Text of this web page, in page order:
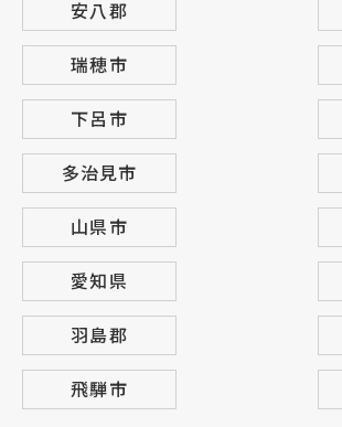
安八郡
瑞穂市
下呂市
多治見市
山県市
愛知県
羽島郡
飛騨市